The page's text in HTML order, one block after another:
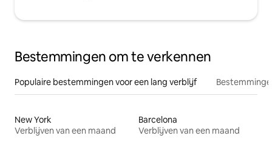
Bestemmingen om te verkennen
Populaire bestemmingen voor een lang verblijf
New York
Verblijven van een maand
Barcelona
Verblijven van een maand